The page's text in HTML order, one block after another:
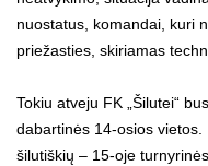
nuostatus, komandai, kuri
priežasties, skiriamas
Tokiu atveju FK „Šilutei“
dabartinės 14-osios vietos.
šilutiškių – 15-oje